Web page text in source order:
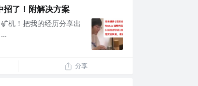
了！附解决方案
机！把我的经历分享出
分享